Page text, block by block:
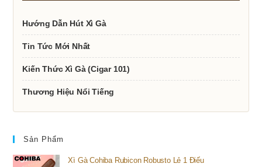
Hướng Dẫn Hút Xì Gà
Tin Tức Mới Nhất
Kiến Thức Xì Gà (Cigar 101)
Thương Hiệu Nổi Tiếng
Sản Phẩm
Xì Gà Cohiba Rubicon Robusto Lẻ 1 Điếu